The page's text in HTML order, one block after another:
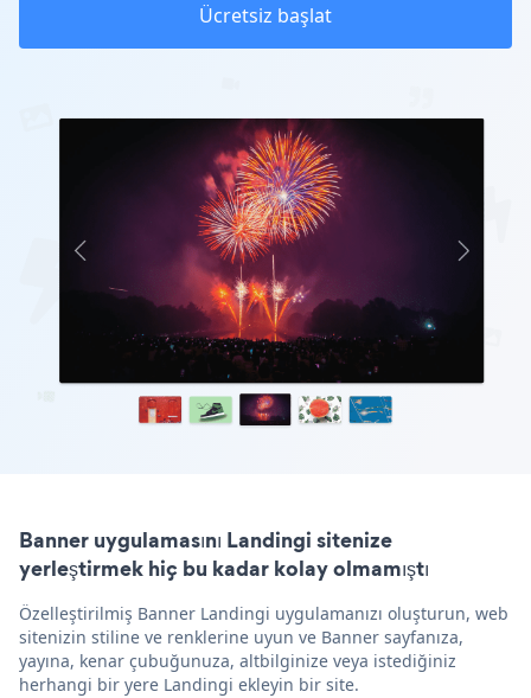
Ücretsiz başlat
Banner uygulamasını Landingi sitenize
yerleştirmek hiç bu kadar kolay olmamıştı
Özelleştirilmiş Banner Landingi uygulamanızı oluşturun, web
sitenizin stiline ve renklerine uyun ve Banner sayfanıza,
yayına, kenar çubuğunuza, altbilginize veya istediğiniz
herhangi bir yere Landingi ekleyin bir site.